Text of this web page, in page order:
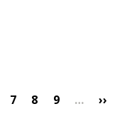
Page
7 Page
8 Page
9 …
››